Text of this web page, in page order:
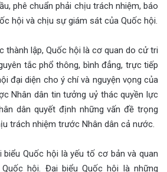
phê chuẩn phải chịu trách nhiệm, báo
hội và chịu sự giám sát của Quốc hội.
thành lập, Quốc hội là cơ quan do cử tri
tắc phổ thông, bình đẳng, trực tiếp
đại diện cho ý chí và nguyện vọng của
Nhân dân tin tưởng uỷ thác quyền lực
dân quyết định những vấn đề trọng
trách nhiệm trước Nhân dân cả nước.
Quốc hội là yếu tố cơ bản và quan
hội. Đại biểu Quốc hội là những